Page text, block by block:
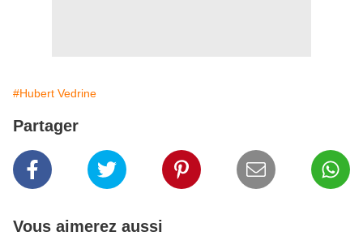
#Hubert Vedrine
Partager
Vous aimerez aussi